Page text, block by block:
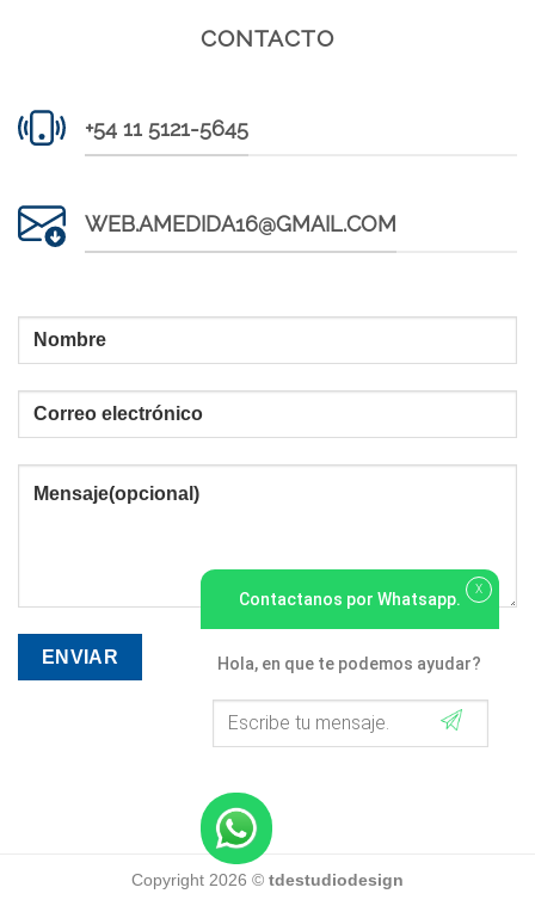
CONTACTO
+54 11 5121-5645
WEB.AMEDIDA16@GMAIL.COM
X
Contactanos por Whatsapp.
Hola, en que te podemos ayudar?
Copyright 2026 © tdestudiodesign